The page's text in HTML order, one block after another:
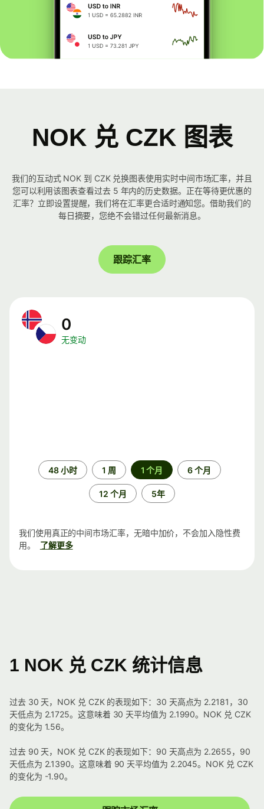
NOK 兑 CZK 图表
我们的互动式 NOK 到 CZK 兑换图表使用实时中间市场汇率，并且
您可以利用该图表查看过去 5 年内的历史数据。正在等待更优惠的
汇率？立即设置提醒，我们将在汇率更合适时通知您。借助我们的
每日摘要，您绝不会错过任何最新消息。
跟踪汇率
0
无变动
48 小时 1 周 1 个月 6 个月
12 个月 5年
我们使用真正的中间市场汇率，无暗中加价，不会加入隐性费
用。
了解更多
1 NOK 兑 CZK 统计信息
过去 30 天，NOK 兑 CZK 的表现如下：30 天高点为 2.2181，30
天低点为 2.1725。这意味着 30 天平均值为 2.1990。NOK 兑 CZK
的变化为 1.56。
过去 90 天，NOK 兑 CZK 的表现如下：90 天高点为 2.2655，90
天低点为 2.1390。这意味着 90 天平均值为 2.2045。NOK 兑 CZK
的变化为 -1.90。